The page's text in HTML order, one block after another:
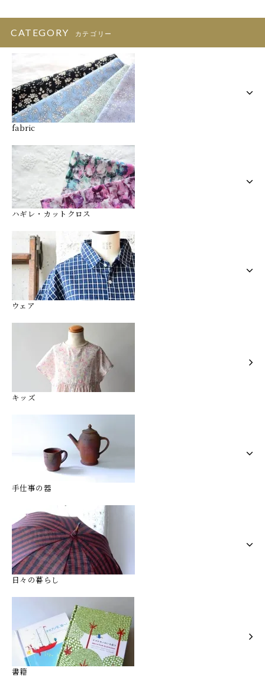
CATEGORY カテゴリー
fabric
ハギレ・カットクロス
ウェア
キッズ
手仕事の器
日々の暮らし
書籍